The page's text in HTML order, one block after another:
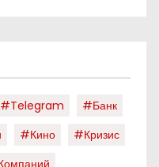
#telegram
#банк
#кино
#кризис